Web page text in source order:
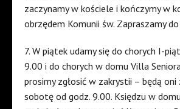
zaczynamy w kościele i kończymy w
obrzędem Komunii św. Zapraszamy do
7. W piątek udamy się do chorych I-
9.00 i do chorych w domu Villa
prosimy zgłosić w zakrystii – będą
sobotę od godz. 9.00. Księdzu w